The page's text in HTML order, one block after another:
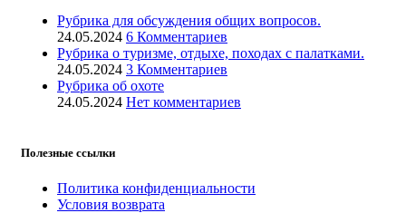
Рубрика для обсуждения общих вопросов.
24.05.2024 6 Комментариев
Рубрика о туризме, отдыхе, походах с палатками.
24.05.2024 3 Комментариев
Рубрика об охоте
24.05.2024 Нет комментариев
Полезные ссылки
Политика конфиденциальности
Условия возврата